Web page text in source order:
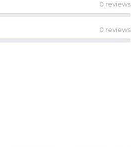
0 reviews
0 reviews